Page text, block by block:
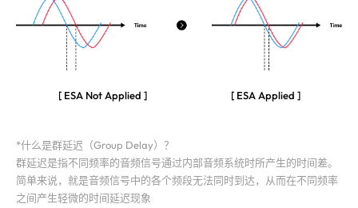
[ ESA Not Applied ] [ ESA Applied ]
*什么是群延迟（Group Delay）？
群延迟是指不同频率的音频信号通过内部音频系统时所产生的时间差。
简单来说，就是音频信号中的各个频段无法同时到达，从而在不同频率
之间产生轻微的时间延迟现象